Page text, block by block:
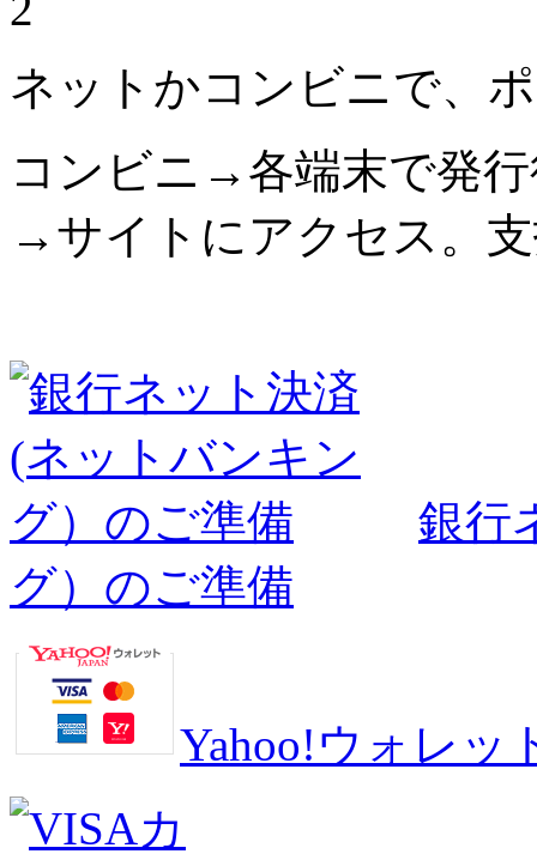
ネットかコンビニで、
コンビニ→各端末で発
→サイトにアクセス。
銀行
グ）のご準備
Yahoo!ウォレッ